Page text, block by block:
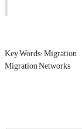
Key Words: Migration
Migration Networks